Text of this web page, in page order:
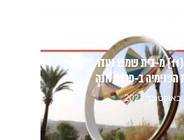
דוד צעידי (11) מ-בית שמש נעדר
ב-פרדס חנה